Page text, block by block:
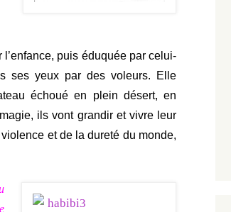
puis éduquée par celui-
ses yeux par des voleurs. Elle
échoué en plein désert, en
ils vont grandir et vivre leur
et de la dureté du monde,